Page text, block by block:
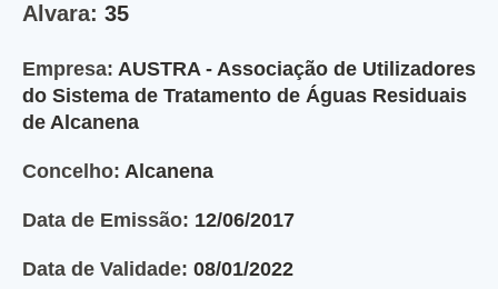
Alvara: 35
Empresa: AUSTRA - Associação de Utilizadores
do Sistema de Tratamento de Águas Residuais
de Alcanena
Concelho: Alcanena
Data de Emissão: 12/06/2017
Data de Validade: 08/01/2022